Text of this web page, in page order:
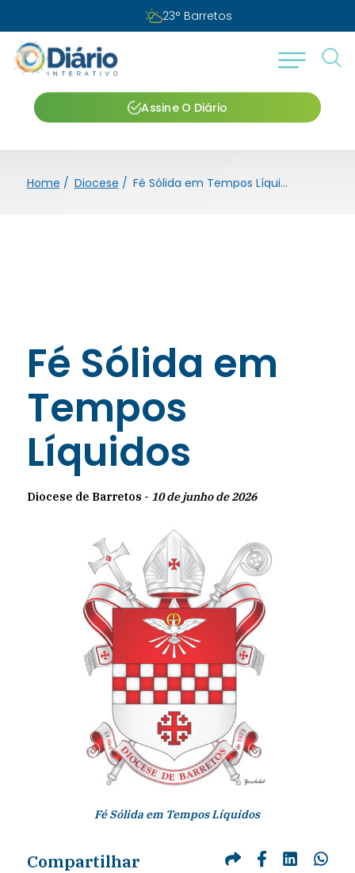
Segunda-feira, 10 de agosto de 2026
Assine O Diário
Home / Diocese / Fé Sólida em Tempos Líquidos
Fé Sólida em
Tempos
Líquidos
Diocese de Barretos - 10 de junho de 2026
Fé Sólida em Tempos Líquidos
Compartilhar